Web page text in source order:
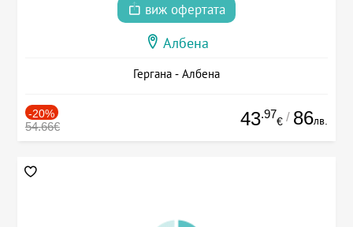
виж офертата
Албена
Гергана - Албена
-20%
54.66€ 43.97
€ / 86лв.